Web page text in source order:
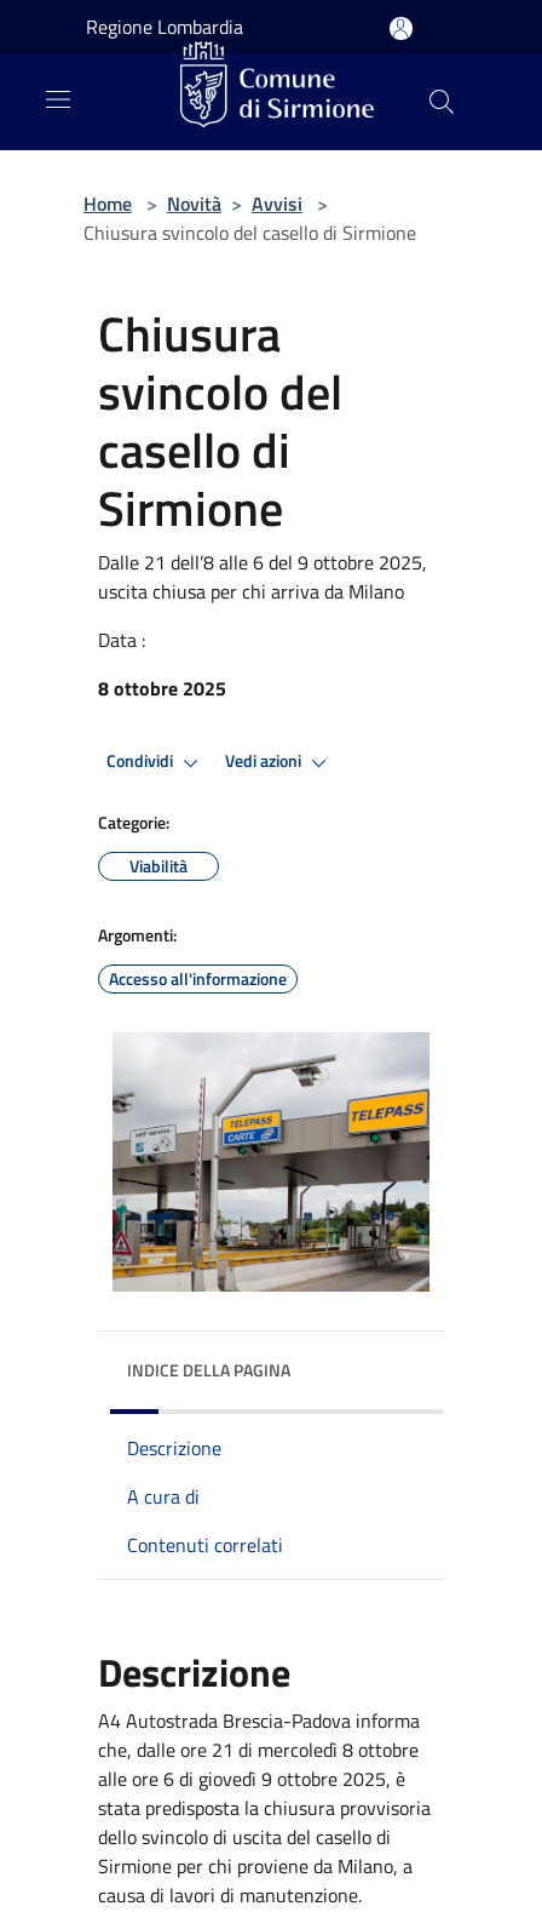
Salta al contenuto principale
Regione Lombardia
Home > Novità > Avvisi >
Chiusura svincolo del casello di Sirmione
Chiusura
svincolo del
casello di
Sirmione
Dalle 21 dell’8 alle 6 del 9 ottobre 2025,
uscita chiusa per chi arriva da Milano
Data :
8 ottobre 2025
Condividi Vedi azioni
Categorie:
Viabilità
Argomenti:
Accesso all'informazione
INDICE DELLA PAGINA
Descrizione
A cura di
Contenuti correlati
Descrizione
A4 Autostrada Brescia-Padova informa
che, dalle ore 21 di mercoledì 8 ottobre
alle ore 6 di giovedì 9 ottobre 2025, è
stata predisposta la chiusura provvisoria
dello svincolo di uscita del casello di
Sirmione per chi proviene da Milano, a
causa di lavori di manutenzione.